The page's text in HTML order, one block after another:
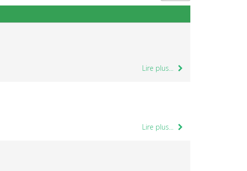
Lire plus...
Lire plus...